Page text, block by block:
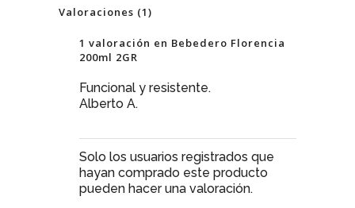
Valoraciones (1)
1 valoración en Bebedero Florencia
200ml 2GR
Funcional y resistente.
Alberto A.
Solo los usuarios registrados que
hayan comprado este producto
pueden hacer una valoración.